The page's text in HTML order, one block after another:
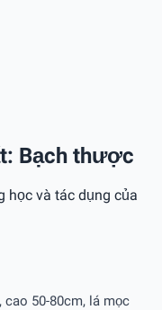
Bạch thược
học và tác dụng của
cao 50-80cm, lá mọc